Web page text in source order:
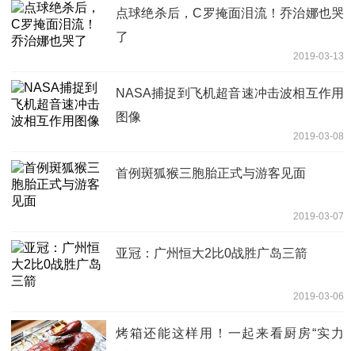
点球绝杀后，C罗掩面泪流！乔治娜也哭
了
2019-03-13
NASA捕捉到飞机超音速冲击波相互作用
图像
2019-03-08
首例斑狐猴三胞胎正式与游客见面
2019-03-07
亚冠：广州恒大2比0战胜广岛三箭
2019-03-06
烤箱还能这样用！一起来看厨房“实力